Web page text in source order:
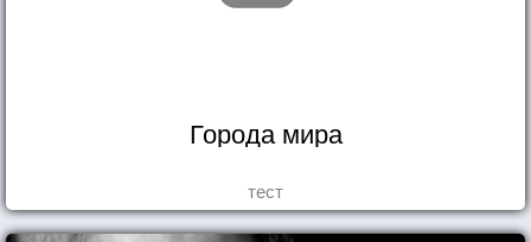
Города мира
тест